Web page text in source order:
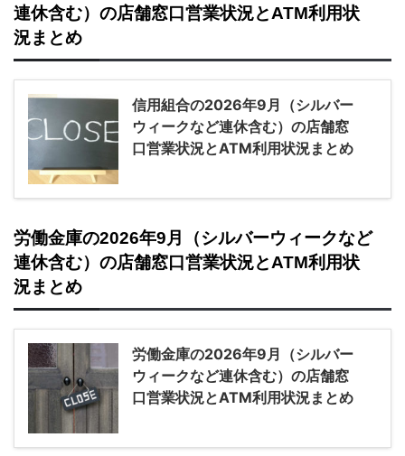
連休含む）の店舗窓口営業状況とATM利用状
況まとめ
信用組合の2026年9月（シルバー
ウィークなど連休含む）の店舗窓
口営業状況とATM利用状況まとめ
労働金庫の2026年9月（シルバーウィークなど
連休含む）の店舗窓口営業状況とATM利用状
況まとめ
労働金庫の2026年9月（シルバー
ウィークなど連休含む）の店舗窓
口営業状況とATM利用状況まとめ